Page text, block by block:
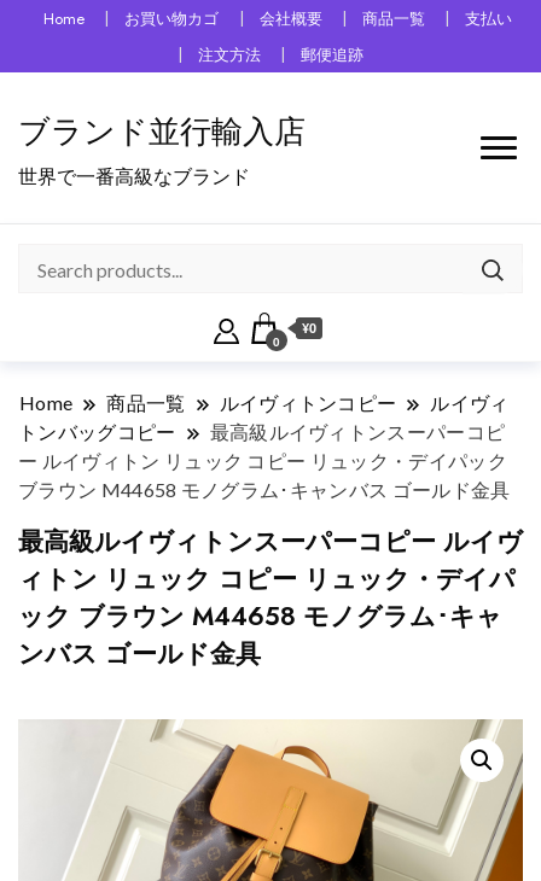
Home お買い物カゴ 会社概要 商品一覧
支払い
注文方法
郵便追跡
ブランド並行輸入店
世界で一番高級なブランド
0
¥0
Home 商品一覧 ルイヴィトンコピー
ルイヴィ
トンバッグコピー
最高級ルイヴィトンスーパーコピ
ー ルイヴィトン リュック コピー リュック・デイパック
ブラウン M44658 モノグラム･キャンバス ゴールド金具
最高級ルイヴィトンスーパーコピー ルイヴ
ィトン リュック コピー リュック・デイパ
ック ブラウン M44658 モノグラム･キャ
ンバス ゴールド金具